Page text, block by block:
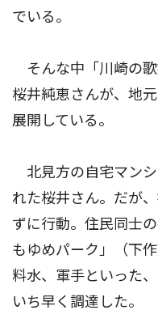
でいる。
そんな中「川崎の
桜井純恵さんが、地
展開している。
北見方の自宅マン
れた桜井さん。だが
ずに行動。住民同士
もゆめパーク」（下
料水、軍手といった
いち早く調達した。